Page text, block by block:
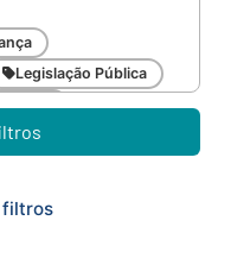
Legislação Pública
Orçamento e Finanças
filtros